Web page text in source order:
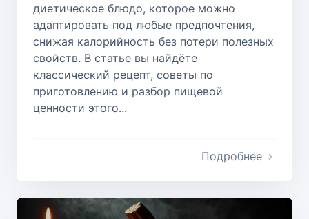
диетическое блюдо, которое можно
адаптировать под любые предпочтения,
снижая калорийность без потери полезных
свойств. В статье вы найдёте
классический рецепт, советы по
приготовлению и разбор пищевой
ценности этого...
Подробнее